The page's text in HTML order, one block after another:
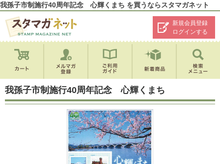
我孫子市制施行40周年記念 心輝くまち を買うならスタマガネット
新規会員登録
ログインする
我孫子市制施行40周年記念 心輝くまち